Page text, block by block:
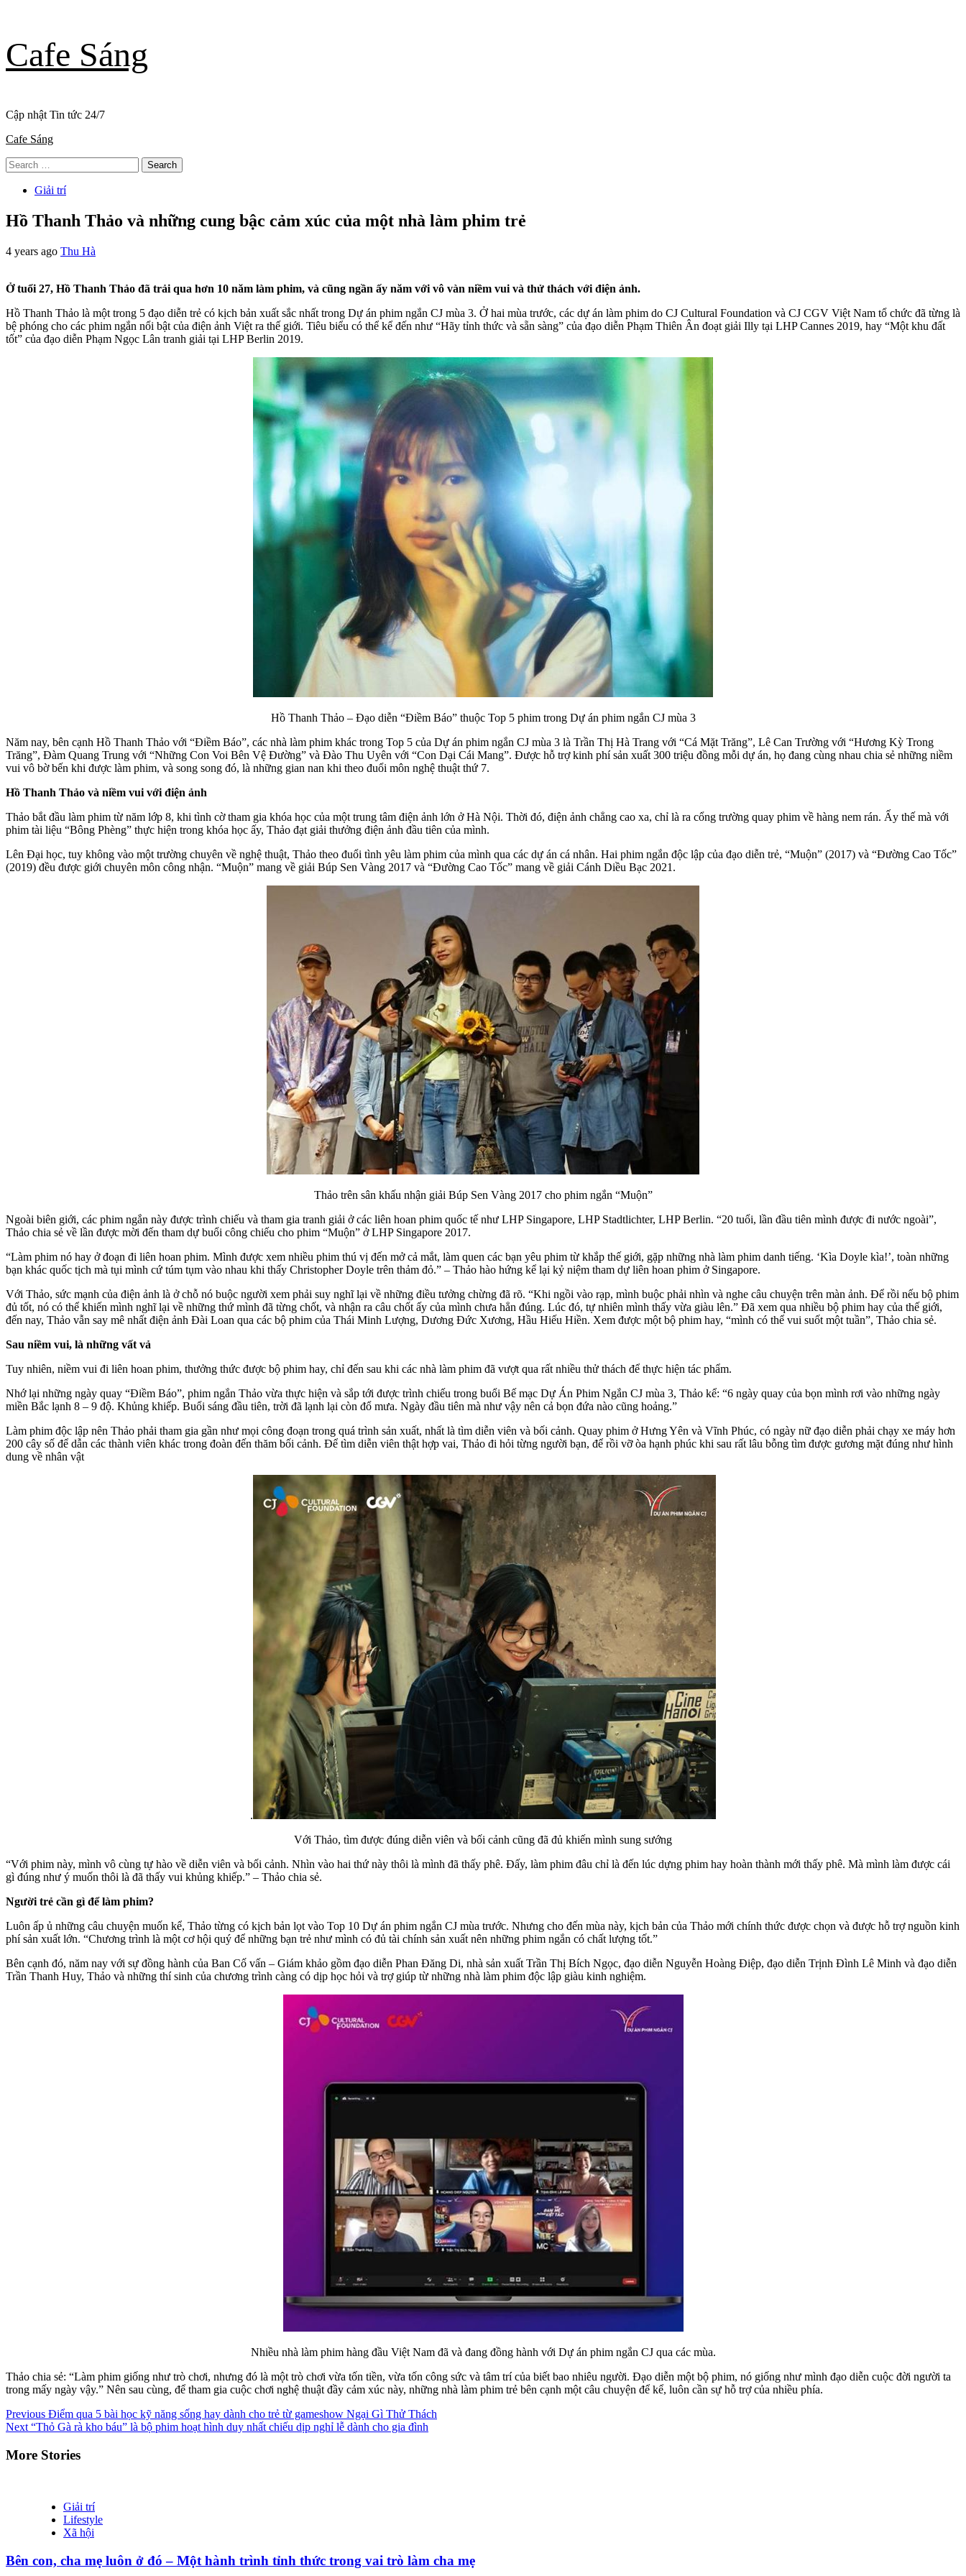
to
content
Cafe Sáng
Cập nhật Tin tức 24/7
Primary
Cafe Sáng
Search
for:
Giải trí
Hồ Thanh Thảo và những cung bậc cảm xúc của một nhà làm phim trẻ
4 years ago Thu Hà
Ở tuổi 27, Hồ Thanh Thảo đã trải qua hơn 10 năm làm phim, và cũng ngần ấy năm với vô vàn niềm vui và thử thách với điện ảnh.
Hồ Thanh Thảo là một trong 5 đạo diễn trẻ có kịch bản xuất sắc nhất trong Dự án phim ngắn CJ mùa 3. Ở hai mùa trước, các dự án làm phim do CJ Cultural Foundation và CJ CGV Việt Nam tổ chức đã từng là
bệ phóng cho các phim ngắn nổi bật của điện ảnh Việt ra thế giới. Tiêu biểu có thể kể đến như “Hãy tỉnh thức và sẵn sàng” của đạo diễn Phạm Thiên Ân đoạt giải Illy tại LHP Cannes 2019, hay “Một khu đất
tốt” của đạo diễn Phạm Ngọc Lân tranh giải tại LHP Berlin 2019.
Hồ Thanh Thảo – Đạo diễn “Điềm Báo” thuộc Top 5 phim trong Dự án phim ngắn CJ mùa 3
Năm nay, bên cạnh Hồ Thanh Thảo với “Điềm Báo”, các nhà làm phim khác trong Top 5 của Dự án phim ngắn CJ mùa 3 là Trần Thị Hà Trang với “Cá Mặt Trăng”, Lê Can Trường với “Hương Kỳ Trong
Trăng”, Đàm Quang Trung với “Những Con Voi Bên Vệ Đường” và Đào Thu Uyên với “Con Dại Cái Mang”. Được hỗ trợ kinh phí sản xuất 300 triệu đồng mỗi dự án, họ đang cùng nhau chia sẻ những niềm
vui vô bờ bến khi được làm phim, và song song đó, là những gian nan khi theo đuổi môn nghệ thuật thứ 7.
Hồ Thanh Thảo và niềm vui với điện ảnh
Thảo bắt đầu làm phim từ năm lớp 8, khi tình cờ tham gia khóa học của một trung tâm điện ảnh lớn ở Hà Nội. Thời đó, điện ảnh chẳng cao xa, chỉ là ra cổng trường quay phim về hàng nem rán. Ấy thế mà với
phim tài liệu “Bông Phèng” thực hiện trong khóa học ấy, Thảo đạt giải thưởng điện ảnh đầu tiên của mình.
Lên Đại học, tuy không vào một trường chuyên về nghệ thuật, Thảo theo đuổi tình yêu làm phim của mình qua các dự án cá nhân. Hai phim ngắn độc lập của đạo diễn trẻ, “Muộn” (2017) và “Đường Cao Tốc”
(2019) đều được giới chuyên môn công nhận. “Muộn” mang về giải Búp Sen Vàng 2017 và “Đường Cao Tốc” mang về giải Cánh Diều Bạc 2021.
Thảo trên sân khấu nhận giải Búp Sen Vàng 2017 cho phim ngắn “Muộn”
Ngoài biên giới, các phim ngắn này được trình chiếu và tham gia tranh giải ở các liên hoan phim quốc tế như LHP Singapore, LHP Stadtlichter, LHP Berlin. “20 tuổi, lần đầu tiên mình được đi nước ngoài”,
Thảo chia sẻ về lần được mời đến tham dự buổi công chiếu cho phim “Muộn” ở LHP Singapore 2017.
“Làm phim nó hay ở đoạn đi liên hoan phim. Mình được xem nhiều phim thú vị đến mở cả mắt, làm quen các bạn yêu phim từ khắp thế giới, gặp những nhà làm phim danh tiếng. ‘Kìa Doyle kìa!’, toàn những
bạn khác quốc tịch mà tụi mình cứ túm tụm vào nhau khi thấy Christopher Doyle trên thảm đỏ.” – Thảo hào hứng kể lại kỷ niệm tham dự liên hoan phim ở Singapore.
Với Thảo, sức mạnh của điện ảnh là ở chỗ nó buộc người xem phải suy nghĩ lại về những điều tưởng chừng đã rõ. “Khi ngồi vào rạp, mình buộc phải nhìn và nghe câu chuyện trên màn ảnh. Để rồi nếu bộ phim
đủ tốt, nó có thể khiến mình nghĩ lại về những thứ mình đã từng chốt, và nhận ra câu chốt ấy của mình chưa hẳn đúng. Lúc đó, tự nhiên mình thấy vừa giàu lên.” Đã xem qua nhiều bộ phim hay của thế giới,
đến nay, Thảo vẫn say mê nhất điện ảnh Đài Loan qua các bộ phim của Thái Minh Lượng, Dương Đức Xương, Hầu Hiếu Hiền. Xem được một bộ phim hay, “mình có thể vui suốt một tuần”, Thảo chia sẻ.
Sau niềm vui, là những vất vả
Tuy nhiên, niềm vui đi liên hoan phim, thưởng thức được bộ phim hay, chỉ đến sau khi các nhà làm phim đã vượt qua rất nhiều thử thách để thực hiện tác phẩm.
Nhớ lại những ngày quay “Điềm Báo”, phim ngắn Thảo vừa thực hiện và sắp tới được trình chiếu trong buổi Bế mạc Dự Án Phim Ngắn CJ mùa 3, Thảo kể: “6 ngày quay của bọn mình rơi vào những ngày
miền Bắc lạnh 8 – 9 độ. Khủng khiếp. Buổi sáng đầu tiên, trời đã lạnh lại còn đổ mưa. Ngày đầu tiên mà như vậy nên cả bọn đứa nào cũng hoảng.”
Làm phim độc lập nên Thảo phải tham gia gần như mọi công đoạn trong quá trình sản xuất, nhất là tìm diễn viên và bối cảnh. Quay phim ở Hưng Yên và Vĩnh Phúc, có ngày nữ đạo diễn phải chạy xe máy hơn
200 cây số để dẫn các thành viên khác trong đoàn đến thăm bối cảnh. Để tìm diễn viên thật hợp vai, Thảo đi hỏi từng người bạn, để rồi vỡ òa hạnh phúc khi sau rất lâu bỗng tìm được gương mặt đúng như hình
dung về nhân vật
.
Với Thảo, tìm được đúng diễn viên và bối cảnh cũng đã đủ khiến mình sung sướng
“Với phim này, mình vô cùng tự hào về diễn viên và bối cảnh. Nhìn vào hai thứ này thôi là mình đã thấy phê. Đấy, làm phim đâu chỉ là đến lúc dựng phim hay hoàn thành mới thấy phê. Mà mình làm được cái
gì đúng như ý muốn thôi là đã thấy vui khủng khiếp.” – Thảo chia sẻ.
Người trẻ cần gì để làm phim?
Luôn ấp ủ những câu chuyện muốn kể, Thảo từng có kịch bản lọt vào Top 10 Dự án phim ngắn CJ mùa trước. Nhưng cho đến mùa này, kịch bản của Thảo mới chính thức được chọn và được hỗ trợ nguồn kinh
phí sản xuất lớn. “Chương trình là một cơ hội quý để những bạn trẻ như mình có đủ tài chính sản xuất nên những phim ngắn có chất lượng tốt.”
Bên cạnh đó, năm nay với sự đồng hành của Ban Cố vấn – Giám khảo gồm đạo diễn Phan Đăng Di, nhà sản xuất Trần Thị Bích Ngọc, đạo diễn Nguyễn Hoàng Điệp, đạo diễn Trịnh Đình Lê Minh và đạo diễn
Trần Thanh Huy, Thảo và những thí sinh của chương trình càng có dịp học hỏi và trợ giúp từ những nhà làm phim độc lập giàu kinh nghiệm.
Nhiều nhà làm phim hàng đầu Việt Nam đã và đang đồng hành với Dự án phim ngắn CJ qua các mùa.
Thảo chia sẻ: “Làm phim giống như trò chơi, nhưng đó là một trò chơi vừa tốn tiền, vừa tốn công sức và tâm trí của biết bao nhiêu người. Đạo diễn một bộ phim, nó giống như mình đạo diễn cuộc đời người ta
trong mấy ngày vậy.” Nên sau cùng, để tham gia cuộc chơi nghệ thuật đầy cảm xúc này, những nhà làm phim trẻ bên cạnh một câu chuyện để kể, luôn cần sự hỗ trợ của nhiều phía.
Continue
Reading
Previous Điểm qua 5 bài học kỹ năng sống hay dành cho trẻ từ gameshow Ngại Gì Thử Thách
Next “Thỏ Gà rà kho báu” là bộ phim hoạt hình duy nhất chiếu dịp nghỉ lễ dành cho gia đình
More Stories
Giải trí
Lifestyle
Xã hội
Bên con, cha mẹ luôn ở đó – Một hành trình tỉnh thức trong vai trò làm cha mẹ